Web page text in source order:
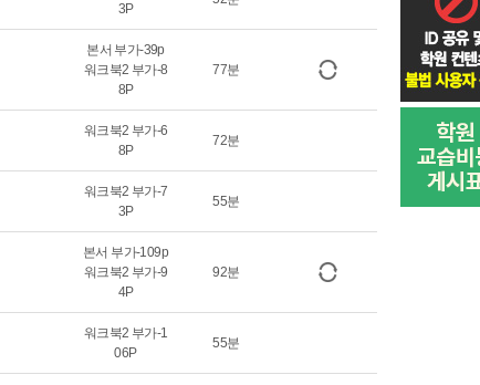
3P
본서 부가-39p
워크북2 부가-8
8P
77분
워크북2 부가-6
8P
72분
워크북2 부가-7
3P
55분
본서 부가-109p
워크북2 부가-9
4P
92분
워크북2 부가-1
06P
55분